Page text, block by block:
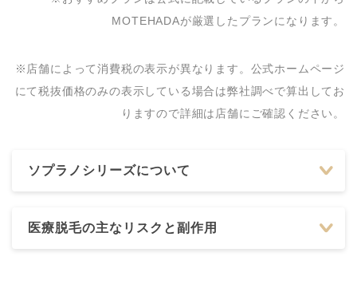
MOTEHADAが厳選したプランになります。
※店舗によって消費税の表示が異なります。公式ホームページ
にて税抜価格のみの表示している場合は弊社調べで算出してお
りますので詳細は店舗にご確認ください。
ソプラノシリーズについて
医療脱毛の主なリスクと副作用